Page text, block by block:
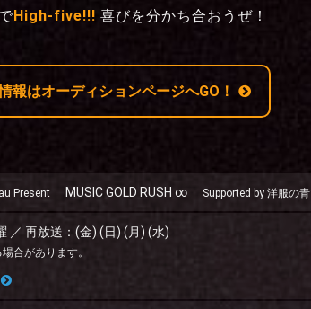
High-five!!! 喜びを分かち合おうぜ！
報はオーディションページへGO！
Present MUSIC GOLD RUSH ∞ Supported by 洋服の
／ 再放送：(金) (日) (月) (水)
合があります。